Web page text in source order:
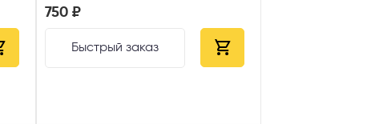
750 ₽
Быстрый заказ